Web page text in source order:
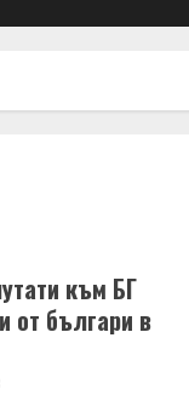
към БГ
от българи в